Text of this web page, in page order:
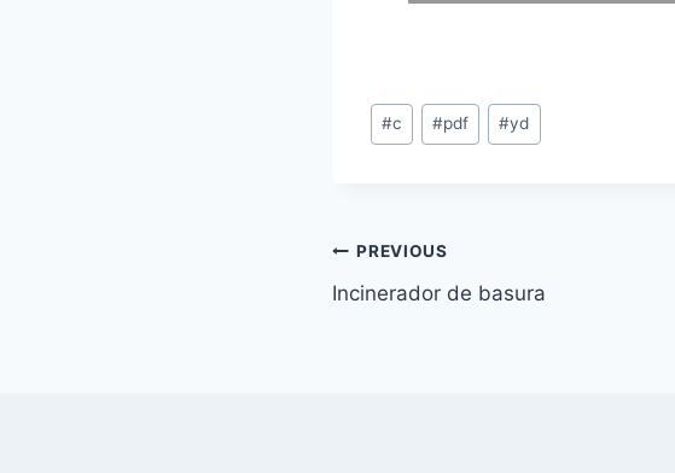
Post
Tags:
#c #pdf #yd
Post
navigation
PREVIOUS
Incinerador de basura